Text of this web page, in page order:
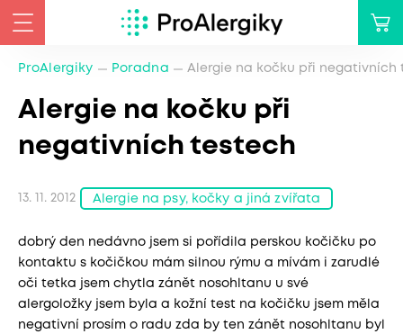
ProAlergiky Poradna Alergie na kočku při negativních
Alergie na kočku při
negativních testech
13. 11. 2012 Alergie na psy, kočky a jiná zvířata
dobrý den nedávno jsem si pořídila perskou kočičku po
kontaktu s kočičkou mám silnou rýmu a mívám i zarudlé
oči tetka jsem chytla zánět nosohltanu u své
alergoložky jsem byla a kožní test na kočičku jsem měla
negativní prosím o radu zda by ten zánět nosohltanu byl